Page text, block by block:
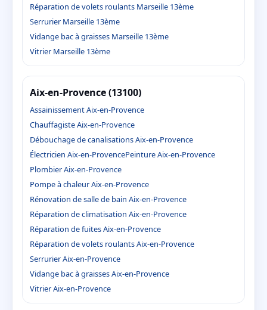
Réparation de volets roulants Marseille 13ème
Serrurier Marseille 13ème
Vidange bac à graisses Marseille 13ème
Vitrier Marseille 13ème
Aix-en-Provence (13100)
Assainissement Aix-en-Provence
Chauffagiste Aix-en-Provence
Débouchage de canalisations Aix-en-Provence
Électricien Aix-en-ProvencePeinture Aix-en-Provence
Plombier Aix-en-Provence
Pompe à chaleur Aix-en-Provence
Rénovation de salle de bain Aix-en-Provence
Réparation de climatisation Aix-en-Provence
Réparation de fuites Aix-en-Provence
Réparation de volets roulants Aix-en-Provence
Serrurier Aix-en-Provence
Vidange bac à graisses Aix-en-Provence
Vitrier Aix-en-Provence